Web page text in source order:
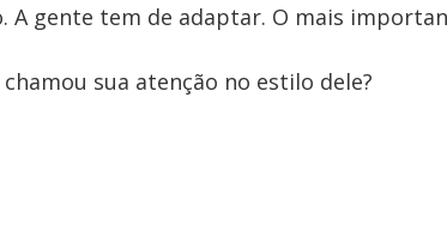
A gente tem de adaptar. O mais
sua atenção no estilo dele?